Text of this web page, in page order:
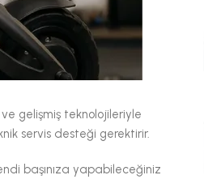
ve gelişmiş teknolojileriyle
servis desteği gerektirir.
başınıza yapabileceğiniz